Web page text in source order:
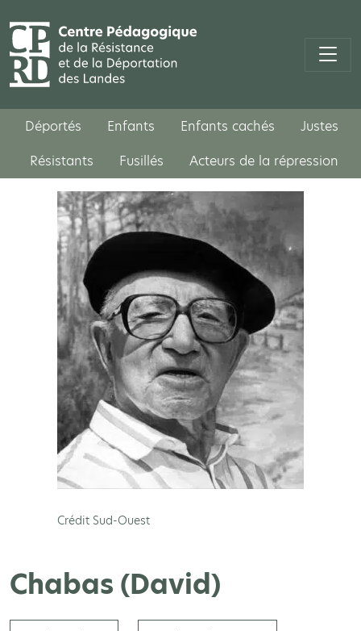
Déportés Enfants Enfants cachés
Justes
Résistants
Fusillés Acteurs de la répression
Crédit Sud-Ouest
Chabas (David)